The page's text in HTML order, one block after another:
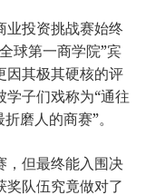
业投资挑战赛始终
球第一商学院”宾
因其极其硬核的评
子们戏称为“通往
磨人的商赛”。
，但最终能入围决
奖队伍究竟做对了